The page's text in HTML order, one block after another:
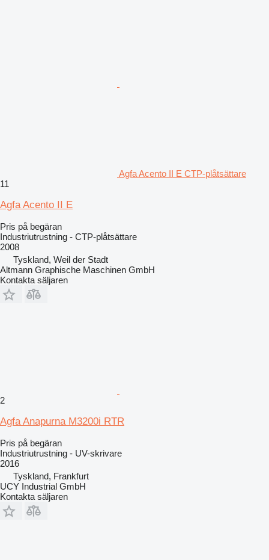
Agfa Acento II E CTP-plåtsättare
11
Agfa Acento II E
Pris på begäran
Industriutrustning - CTP-plåtsättare
2008
Tyskland, Weil der Stadt
Altmann Graphische Maschinen GmbH
Kontakta säljaren
2
Agfa Anapurna M3200i RTR
Pris på begäran
Industriutrustning - UV-skrivare
2016
Tyskland, Frankfurt
UCY Industrial GmbH
Kontakta säljaren